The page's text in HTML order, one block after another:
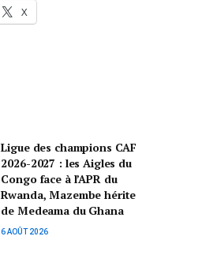
X
Ligue des champions CAF
2026-2027 : les Aigles du
Congo face à l’APR du
Rwanda, Mazembe hérite
de Medeama du Ghana
6 AOÛT 2026